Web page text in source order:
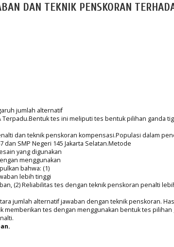
DAN TEKNIK PENSKORAN
jumlah alternatif
tes ini meliputi tes bentuk pilihan ganda
dan teknik penskoran kompensasi.Populasi dalam
dan SMP Negeri 145 Jakarta Selatan.Metode
yang digunakan
menggunakan
bahwa: (1)
lebih tinggi
(2) Reliabilitas tes dengan teknik penskoran penalti
jumlah alternatif jawaban dengan teknik penskoran.
tes dengan menggunakan bentuk tes pilihan